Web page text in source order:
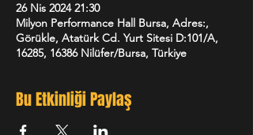
26 Nis 2024 21:30
Milyon Performance Hall Bursa, Adres:,
Görükle, Atatürk Cd. Yurt Sitesi D:101/A,
16285, 16386 Nilüfer/Bursa, Türkiye
Bu Etkinliği Paylaş